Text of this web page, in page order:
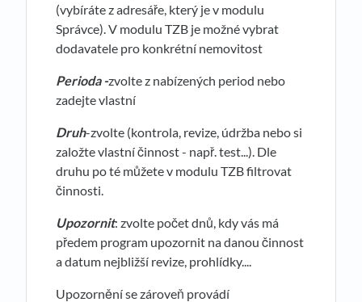
(vybíráte z adresáře, který je v modulu
Správce). V modulu TZB je možné vybrat
dodavatele pro konkrétní nemovitost
Perioda -zvolte z nabízených period nebo
zadejte vlastní
Druh-zvolte (kontrola, revize, údržba nebo si
založte vlastní činnost - např. test...). Dle
druhu po té můžete v modulu TZB filtrovat
činnosti.
Upozornit: zvolte počet dnů, kdy vás má
předem program upozornit na danou činnost
a datum nejbližší revize, prohlídky....
Upozornění se zároveň provádí